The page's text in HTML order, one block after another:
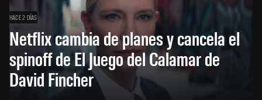
HACE 2 DÍAS
Netflix cambia de planes y cancela el
spinoff de El Juego del Calamar de
David Fincher